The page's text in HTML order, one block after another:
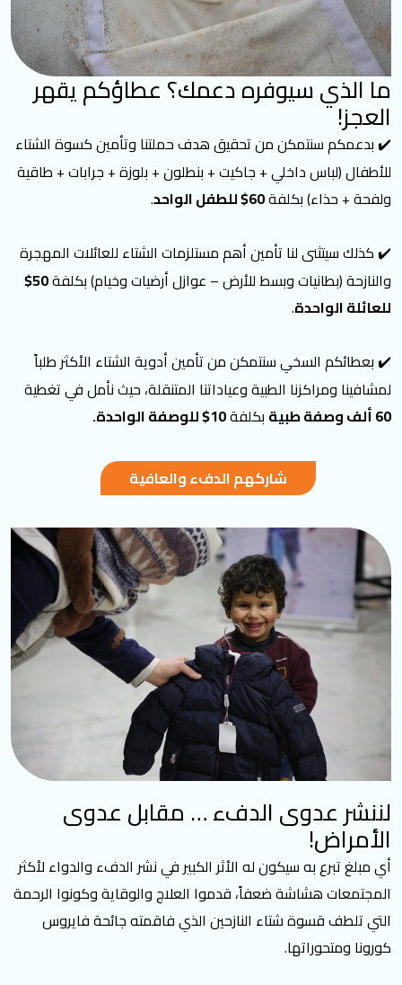
ما الذي سيوفره دعمك؟ عطاؤكم يقهر
العجز!
✔️بدعمكم سنتمكن من تحقيق هدف حملتنا وتأمين كسوة الشتاء
للأطفال (لباس داخلي + جاكيت + بنطلون + بلوزة + جرابات + طاقية
ولفحة + حذاء) بكلفة60$ للطفل الواحد
.
✔️كذلك سيتثنى لنا تأمين أهم مستلزمات الشتاء للعائلات المهجرة
والنازحة (بطانيات وبسط للأرض – عوازل أرضيات وخيام) بكلفة
50$
للعائلة الواحدة.
✔️بعطائكم السخي سنتمكن من تأمين أدوية الشتاء الأكثر طلباً
لمشافينا ومراكزنا الطبية وعياداتنا المتنقلة، حيث نأمل في تغطية
60 ألف وصفة طبية
بكلفة10$ للوصفة الواحدة.
شاركهم الدفء والعافية
لننشر عدوى الدفء … مقابل عدوى
الأمراض!
أي مبلغ تبرع به سيكون له الأثر الكبير في نشر الدفء والدواء لأكثر
المجتمعات هشاشة ضعفاً، قدموا العلاج والوقاية وكونوا الرحمة
التي تلطف قسوة شتاء النازحين الذي فاقمته جائحة فايروس
كورونا ومتحوراتها.